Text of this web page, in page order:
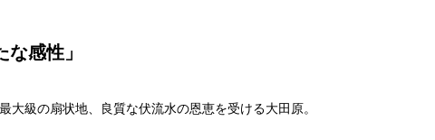
な感性」
大級の扇状地、良質な伏流水の恩恵を受ける大田原。